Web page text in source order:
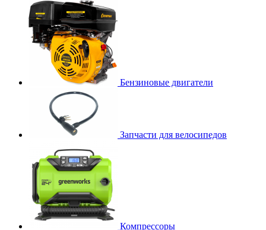
Бензиновые двигатели
Запчасти для велосипедов
Компрессоры